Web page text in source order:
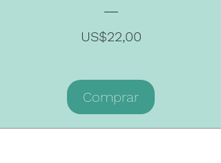
US$22,00Precio
Comprar